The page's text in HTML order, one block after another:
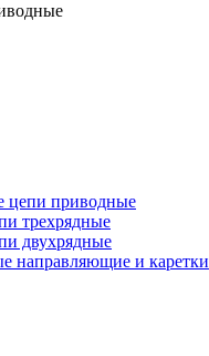
цепи приводные
трехрядные
двухрядные
направляющие и каретки